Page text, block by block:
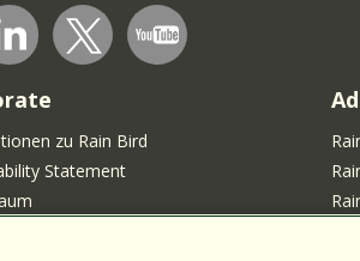
zu Rain Bird
Statement